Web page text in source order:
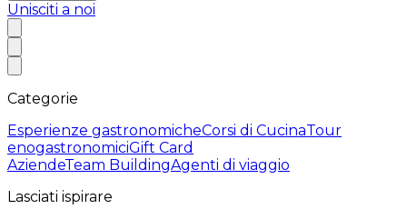
Unisciti a noi
Categorie
Esperienze gastronomicheCorsi di CucinaTour
enogastronomiciGift Card
AziendeTeam BuildingAgenti di viaggio
Lasciati ispirare